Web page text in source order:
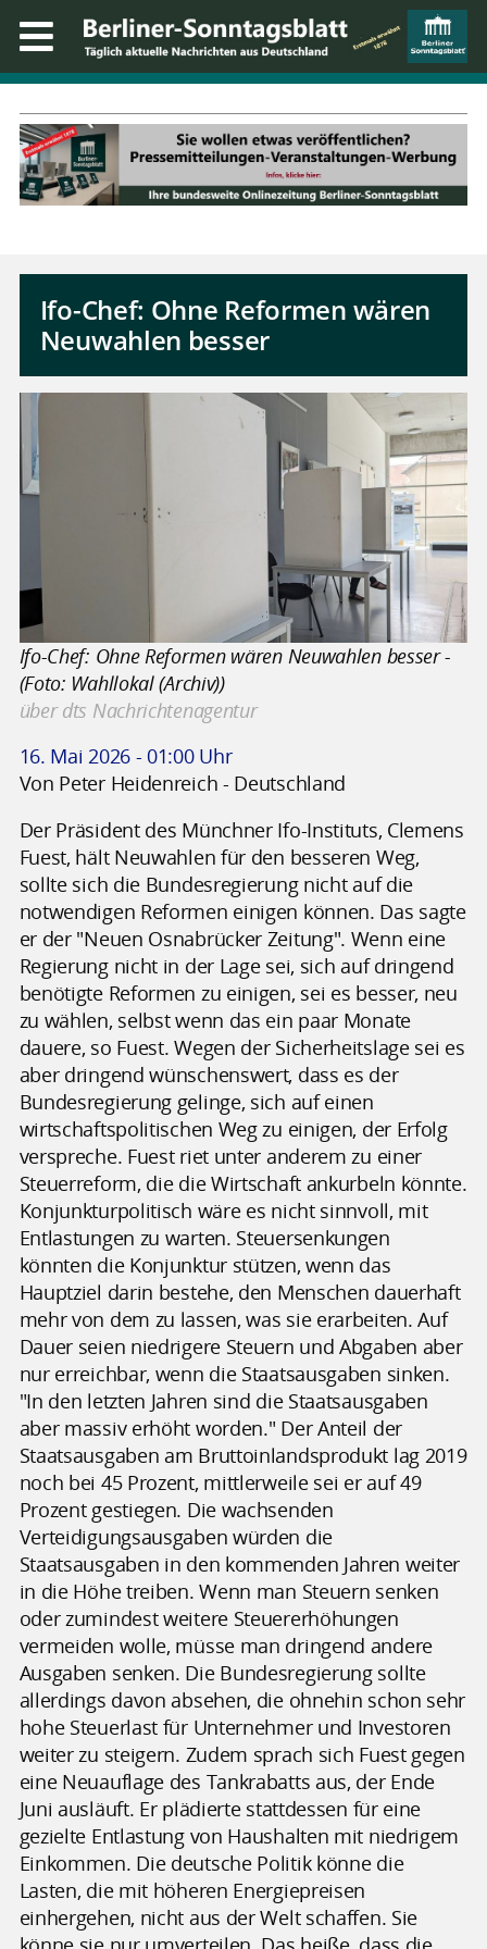
Ifo-Chef: Ohne Reformen wären
Neuwahlen besser
Ifo-Chef: Ohne Reformen wären Neuwahlen besser -
(Foto: Wahllokal (Archiv))
über dts Nachrichtenagentur
16. Mai 2026 - 01:00 Uhr
Von Peter Heidenreich - Deutschland
Der Präsident des Münchner Ifo-Instituts, Clemens
Fuest, hält Neuwahlen für den besseren Weg,
sollte sich die Bundesregierung nicht auf die
notwendigen Reformen einigen können. Das sagte
er der "Neuen Osnabrücker Zeitung". Wenn eine
Regierung nicht in der Lage sei, sich auf dringend
benötigte Reformen zu einigen, sei es besser, neu
zu wählen, selbst wenn das ein paar Monate
dauere, so Fuest. Wegen der Sicherheitslage sei es
aber dringend wünschenswert, dass es der
Bundesregierung gelinge, sich auf einen
wirtschaftspolitischen Weg zu einigen, der Erfolg
verspreche. Fuest riet unter anderem zu einer
Steuerreform, die die Wirtschaft ankurbeln könnte.
Konjunkturpolitisch wäre es nicht sinnvoll, mit
Entlastungen zu warten. Steuersenkungen
könnten die Konjunktur stützen, wenn das
Hauptziel darin bestehe, den Menschen dauerhaft
mehr von dem zu lassen, was sie erarbeiten. Auf
Dauer seien niedrigere Steuern und Abgaben aber
nur erreichbar, wenn die Staatsausgaben sinken.
"In den letzten Jahren sind die Staatsausgaben
aber massiv erhöht worden." Der Anteil der
Staatsausgaben am Bruttoinlandsprodukt lag 2019
noch bei 45 Prozent, mittlerweile sei er auf 49
Prozent gestiegen. Die wachsenden
Verteidigungsausgaben würden die
Staatsausgaben in den kommenden Jahren weiter
in die Höhe treiben. Wenn man Steuern senken
oder zumindest weitere Steuererhöhungen
vermeiden wolle, müsse man dringend andere
Ausgaben senken. Die Bundesregierung sollte
allerdings davon absehen, die ohnehin schon sehr
hohe Steuerlast für Unternehmer und Investoren
weiter zu steigern. Zudem sprach sich Fuest gegen
eine Neuauflage des Tankrabatts aus, der Ende
Juni ausläuft. Er plädierte stattdessen für eine
gezielte Entlastung von Haushalten mit niedrigem
Einkommen. Die deutsche Politik könne die
Lasten, die mit höheren Energiepreisen
einhergehen, nicht aus der Welt schaffen. Sie